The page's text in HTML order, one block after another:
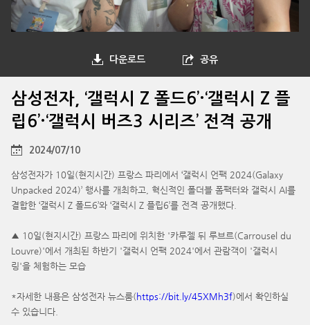
다운로드 공유
삼성전자, ‘갤럭시 Z 폴드6’·‘갤럭시 Z 플
립6’·‘갤럭시 버즈3 시리즈’ 전격 공개
2024/07/10
삼성전자가 10일(현지시간) 프랑스 파리에서 ‘갤럭시 언팩 2024(Galaxy
Unpacked 2024)’ 행사를 개최하고, 혁신적인 폴더블 폼팩터와 갤럭시 AI를
결합한 ‘갤럭시 Z 폴드6’와 ‘갤럭시 Z 플립6’를 전격 공개했다.
▲ 10일(현지시간) 프랑스 파리에 위치한 '카루젤 뒤 루브르(Carrousel du
Louvre)'에서 개최된 하반기 '갤럭시 언팩 2024'에서 관람객이 '갤럭시
링'을 체험하는 모습
*자세한 내용은 삼성전자 뉴스룸(https://bit.ly/45XMh3f)에서 확인하실
수 있습니다.